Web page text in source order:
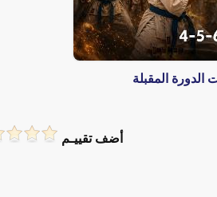
الدورة المقبلة
أضف تقييـم